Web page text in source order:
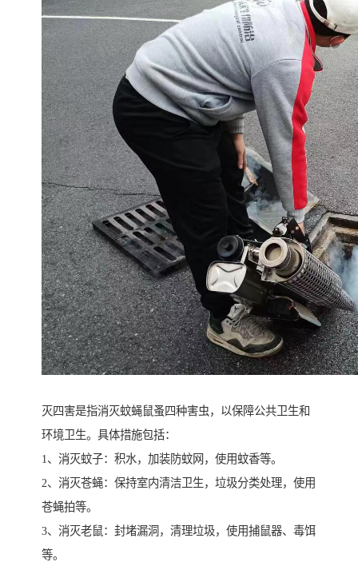
灭四害是指消灭蚊蝇鼠蚤四种害虫，以保障公共卫生和
环境卫生。具体措施包括：
1、消灭蚊子：积水，加装防蚊网，使用蚊香等。
2、消灭苍蝇：保持室内清洁卫生，垃圾分类处理，使用
苍蝇拍等。
3、消灭老鼠：封堵漏洞，清理垃圾，使用捕鼠器、毒饵
等。